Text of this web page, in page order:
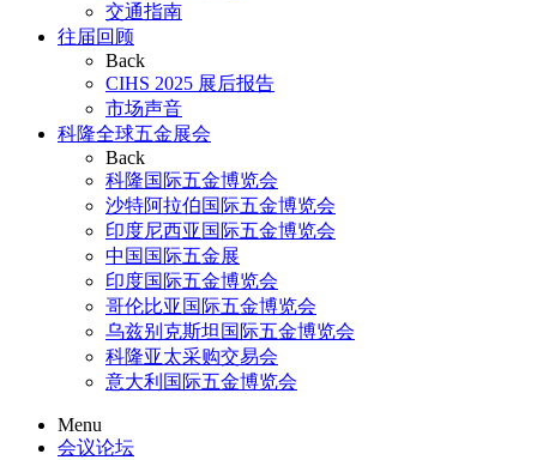
交通指南
往届回顾
Back
CIHS 2025 展后报告
市场声音
科隆全球五金展会
Back
科隆国际五金博览会
沙特阿拉伯国际五金博览会
印度尼西亚国际五金博览会
中国国际五金展
印度国际五金博览会
哥伦比亚国际五金博览会
乌兹别克斯坦国际五金博览会
科隆亚太采购交易会
意大利国际五金博览会
Menu
会议论坛